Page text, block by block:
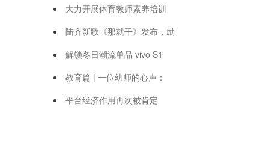
大力开展体育教师素养培训
陆齐新歌《那就干》发布，励
解锁冬日潮流单品 vivo S1
教育篇 | 一位幼师的心声：
平台经济作用再次被肯定